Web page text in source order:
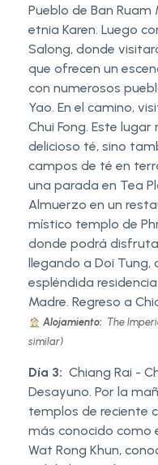
Pueblo de Ban
etnia Karen. Luego
Salong, donde
que ofrecen un
con numerosos
Yao. En el camino,
Chui Fong. Este
delicioso té, sino
campos de té en
una parada en Tea
Almuerzo en un
místico templo de
donde podrá
llegando a Doi
espléndida
Madre. Regreso a
Alojamiento: The
similar)
Día 3: Chiang Rai -
Desayuno. Por la
templos de reciente
más conocido como
Wat Rong Khun,